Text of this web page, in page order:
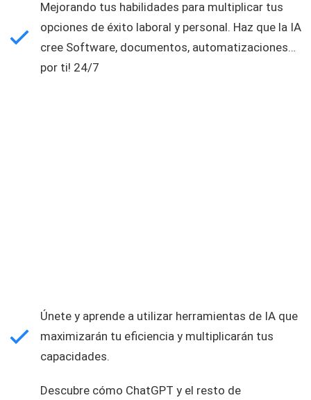
Mejorando tus habilidades para multiplicar tus
opciones de éxito laboral y personal. Haz que la IA
cree Software, documentos, automatizaciones…
por ti! 24/7
Únete y aprende a utilizar herramientas de IA que
maximizarán tu eficiencia y multiplicarán tus
capacidades.
Descubre cómo ChatGPT y el resto de